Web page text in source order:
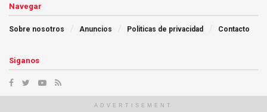
Navegar
Sobre nosotros Anuncios Politicas de privacidad Contacto
Siganos
ADVERTISEMENT